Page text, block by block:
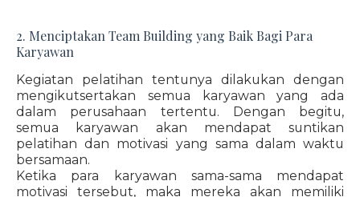
2. Menciptakan Team Building yang Baik Bagi Para
Karyawan
Kegiatan pelatihan tentunya dilakukan dengan
mengikutsertakan semua karyawan yang ada
dalam perusahaan tertentu. Dengan begitu,
semua karyawan akan mendapat suntikan
pelatihan dan motivasi yang sama dalam waktu
bersamaan.
Ketika para karyawan sama-sama mendapat
motivasi tersebut, maka mereka akan memiliki